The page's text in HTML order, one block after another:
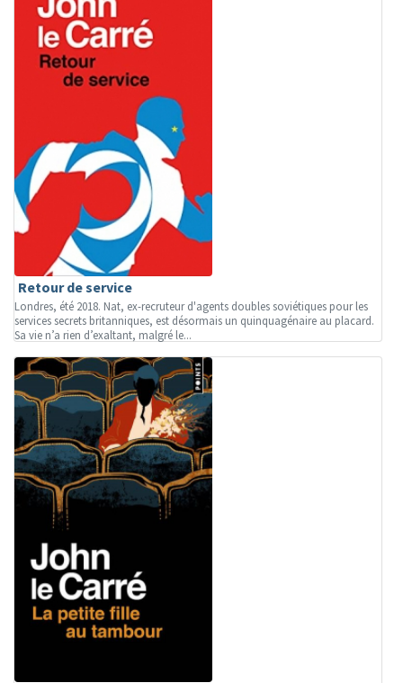
Retour de service
Londres, été 2018. Nat, ex-recruteur d'agents doubles soviétiques pour les
services secrets britanniques, est désormais un quinquagénaire au placard.
Sa vie n’a rien d’exaltant, malgré le...